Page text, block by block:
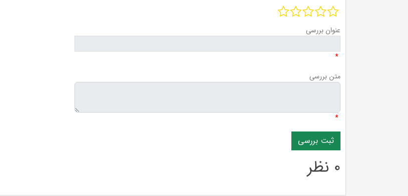
عنوان بررسی
*
متن بررسی
*
0 نظر